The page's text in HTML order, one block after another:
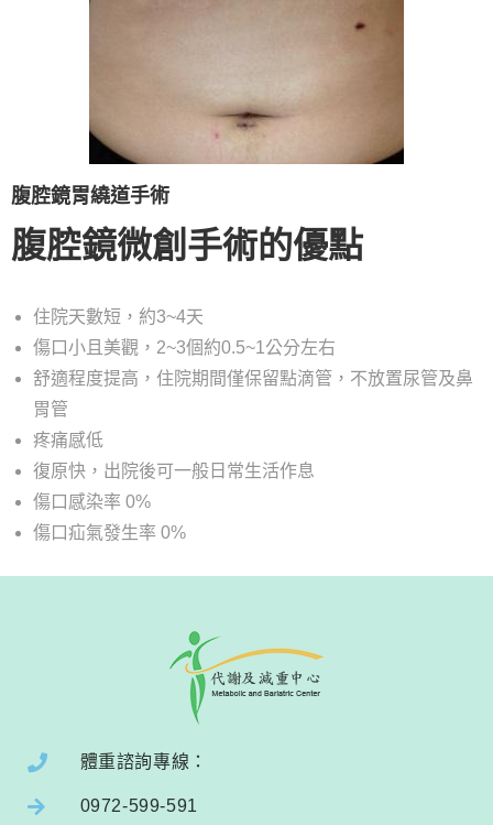
腹腔鏡胃繞道手術
腹腔鏡微創手術的優點
住院天數短，約3~4天
傷口小且美觀，2~3個約0.5~1公分左右
舒適程度提高，住院期間僅保留點滴管，不放置尿管及鼻
胃管
疼痛感低
復原快，出院後可一般日常生活作息
傷口感染率 0%
傷口疝氣發生率 0%
體重諮詢專線：
0972-599-591